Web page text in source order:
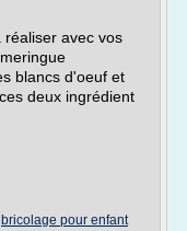
réaliser avec vos
blancs d'oeuf et
deux ingrédient
bricolage pour enfant